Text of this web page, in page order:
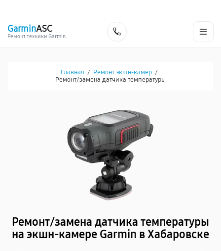
GarminASC
Ремонт техники Garmin
Главная / Ремонт экшн-камер /
Ремонт/замена датчика температуры
Ремонт/замена датчика температуры
на экшн-камере Garmin в Хабаровске